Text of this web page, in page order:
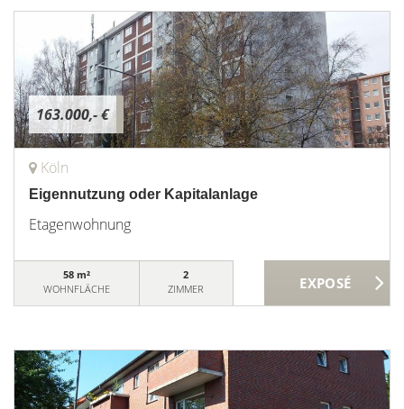
163.000,- €
Köln
Eigennutzung oder Kapitalanlage
Etagenwohnung
58 m²
WOHNFLÄCHE
2
ZIMMER